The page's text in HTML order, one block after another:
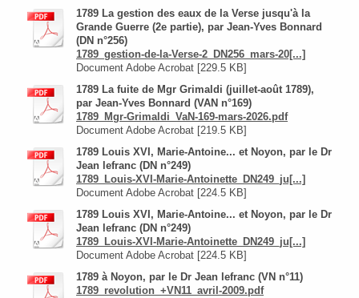
1789 La gestion des eaux de la Verse jusqu'à la
Grande Guerre (2e partie), par Jean-Yves Bonnard
(DN n°256)
1789_gestion-de-la-Verse-2_DN256_mars-20[...]
Document Adobe Acrobat [229.5 KB]
1789 La fuite de Mgr Grimaldi (juillet-août 1789),
par Jean-Yves Bonnard (VAN n°169)
1789_Mgr-Grimaldi_VaN-169-mars-2026.pdf
Document Adobe Acrobat [219.5 KB]
1789 Louis XVI, Marie-Antoine... et Noyon, par le Dr
Jean lefranc (DN n°249)
1789_Louis-XVI-Marie-Antoinette_DN249_ju[...]
Document Adobe Acrobat [224.5 KB]
1789 Louis XVI, Marie-Antoine... et Noyon, par le Dr
Jean lefranc (DN n°249)
1789_Louis-XVI-Marie-Antoinette_DN249_ju[...]
Document Adobe Acrobat [224.5 KB]
1789 à Noyon, par le Dr Jean lefranc (VN n°11)
1789_revolution_+VN11_avril-2009.pdf